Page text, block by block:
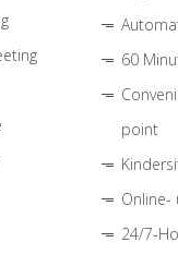
60
point
Online-
24/7-